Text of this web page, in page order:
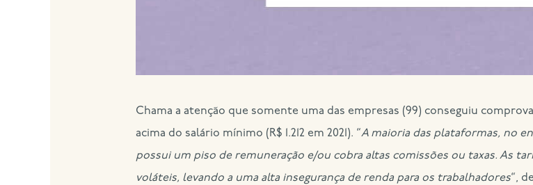
Chama a atenção que somente uma das empresas (99) conseguiu
acima do salário mínimo (R$ 1.212 em 2021). “A maioria das plataformas, no
possui um piso de remuneração e/ou cobra altas comissões ou taxas. As
voláteis, levando a uma alta insegurança de renda para os trabalhadores“,